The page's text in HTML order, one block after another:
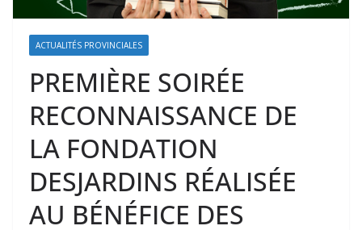
ACTUALITÉS PROVINCIALES
PREMIÈRE SOIRÉE
RECONNAISSANCE DE
LA FONDATION
DESJARDINS RÉALISÉE
AU BÉNÉFICE DES